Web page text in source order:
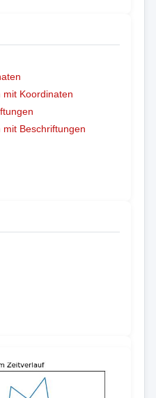
Koordinaten
Beschriftungen